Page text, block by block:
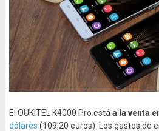
El OUKITEL K4000 Pro está a la venta
dólares (109,20 euros). Los gastos de